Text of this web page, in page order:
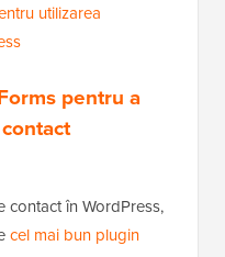
utilizarea
pentru a
contact în WordPress,
cel mai bun plugin